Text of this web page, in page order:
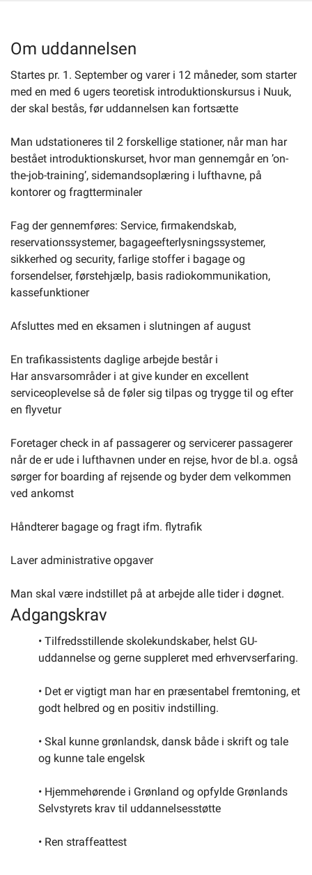
Selvbetjening
Planportal
Om uddannelsen
Startes pr. 1. September og varer i 12 måneder, som starter
med en med 6 ugers teoretisk introduktionskursus i Nuuk,
der skal bestås, før uddannelsen kan fortsætte
Man udstationeres til 2 forskellige stationer, når man har
bestået introduktionskurset, hvor man gennemgår en ’on-
the-job-training’, sidemandsoplæring i lufthavne, på
kontorer og fragtterminaler
Fag der gennemføres: Service, firmakendskab,
reservationssystemer, bagageefterlysningssystemer,
sikkerhed og security, farlige stoffer i bagage og
forsendelser, førstehjælp, basis radiokommunikation,
kassefunktioner
Afsluttes med en eksamen i slutningen af august
En trafikassistents daglige arbejde består i
Har ansvarsområder i at give kunder en excellent
serviceoplevelse så de føler sig tilpas og trygge til og efter
en flyvetur
Foretager check in af passagerer og servicerer passagerer
når de er ude i lufthavnen under en rejse, hvor de bl.a. også
sørger for boarding af rejsende og byder dem velkommen
ved ankomst
Håndterer bagage og fragt ifm. flytrafik
Laver administrative opgaver
Man skal være indstillet på at arbejde alle tider i døgnet.
Adgangskrav
• Tilfredsstillende skolekundskaber, helst GU-
uddannelse og gerne suppleret med erhvervserfaring.
• Det er vigtigt man har en præsentabel fremtoning, et
godt helbred og en positiv indstilling.
• Skal kunne grønlandsk, dansk både i skrift og tale
og kunne tale engelsk
• Hjemmehørende i Grønland og opfylde Grønlands
Selvstyrets krav til uddannelsesstøtte
• Ren straffeattest